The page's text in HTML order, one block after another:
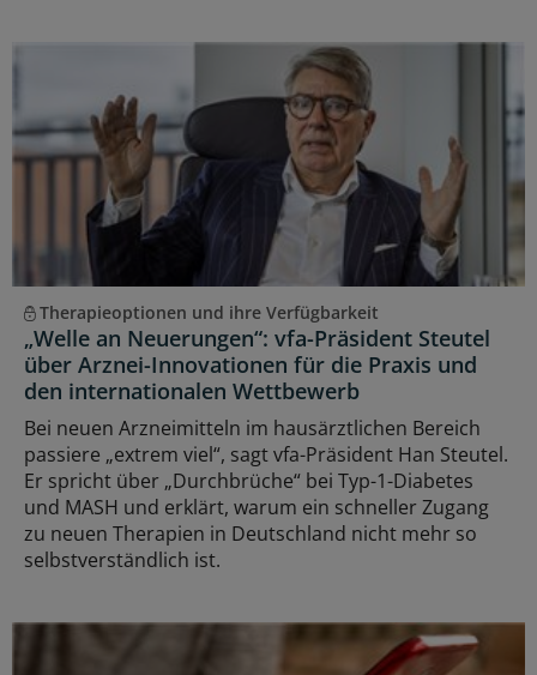
Therapieoptionen und ihre Verfügbarkeit
„Welle an Neuerungen“: vfa-Präsident Steutel
über Arznei-Innovationen für die Praxis und
den internationalen Wettbewerb
Bei neuen Arzneimitteln im hausärztlichen Bereich
passiere „extrem viel“, sagt vfa-Präsident Han Steutel.
Er spricht über „Durchbrüche“ bei Typ-1-Diabetes
und MASH und erklärt, warum ein schneller Zugang
zu neuen Therapien in Deutschland nicht mehr so
selbstverständlich ist.